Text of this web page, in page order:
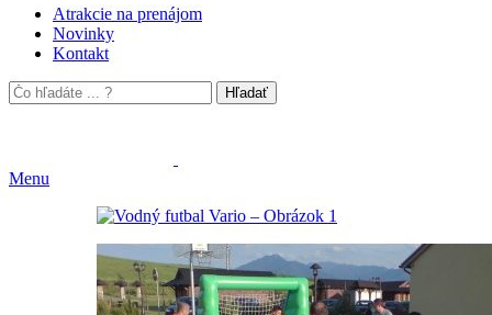
Atrakcie na prenájom
Novinky
Kontakt
Hľadať
Menu